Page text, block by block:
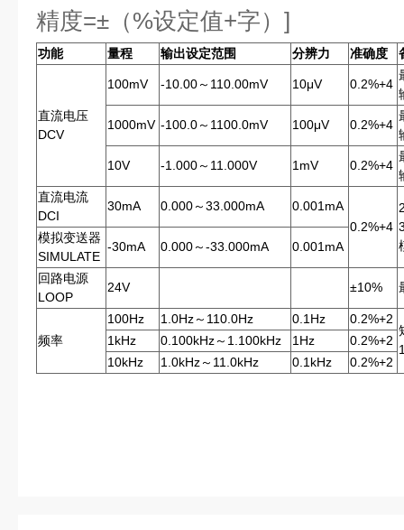
精度=±（%设定值+字）]
功能 量程 输出设定范围 分辨力 准确度
直流电压
DCV
100mV -10.00～110.00mV 10μV 0.2%+4
1000mV -100.0～1100.0mV 100μV 0.2%+4
10V -1.000～11.000V 1mV 0.2%+4
直流电流
DCI
30mA 0.000～33.000mA
0.001mA
0.2%+4
模拟变送器
SIMULATE
-30mA 0.000～-33.000mA 0.001mA
回路电源
LOOP
24V ±10%
频率
100Hz 1.0Hz～110.0Hz 0.1Hz
0.2%+2
1kHz 0.100kHz～1.100kHz 1Hz
0.2%+2
10kHz
1.0kHz～11.0kHz 0.1kHz 0.2%+2